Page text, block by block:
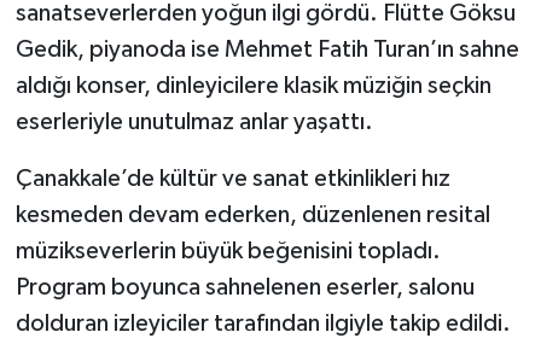
sanatseverlerden yoğun ilgi gördü. Flütte Göksu
Gedik, piyanoda ise Mehmet Fatih Turan’ın sahne
aldığı konser, dinleyicilere klasik müziğin seçkin
eserleriyle unutulmaz anlar yaşattı.
Çanakkale’de kültür ve sanat etkinlikleri hız
kesmeden devam ederken, düzenlenen resital
müzikseverlerin büyük beğenisini topladı.
Program boyunca sahnelenen eserler, salonu
dolduran izleyiciler tarafından ilgiyle takip edildi.